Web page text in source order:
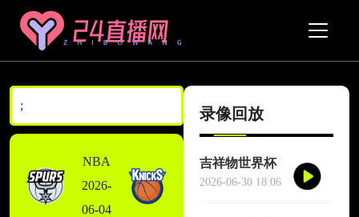
;
NBA
2026-
06-04
录像回放
吉祥物世界杯
场边跳舞干扰
2026-06-30 18:06